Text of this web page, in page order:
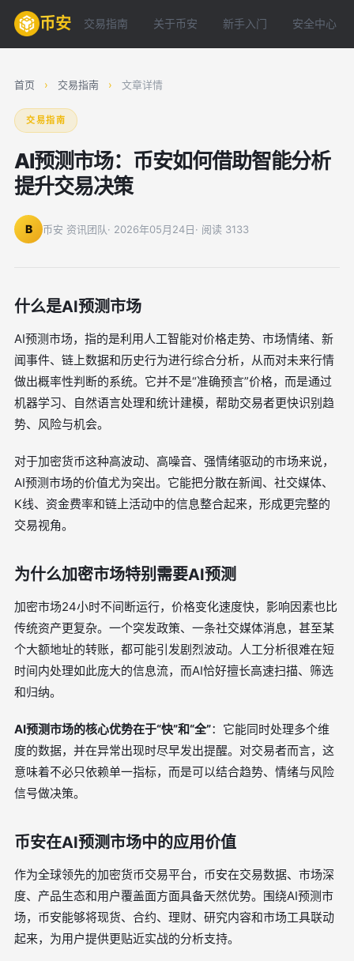
币安 交易指南 关于币安 新手入门 安全中心
首页 › 交易指南 › 文章详情
交易指南
AI预测市场：币安如何借助智能分析
提升交易决策
B 币安 资讯团队· 2026年05月24日· 阅读 3133
什么是AI预测市场
AI预测市场，指的是利用人工智能对价格走势、市场情绪、新
闻事件、链上数据和历史行为进行综合分析，从而对未来行情
做出概率性判断的系统。它并不是“准确预言”价格，而是通过
机器学习、自然语言处理和统计建模，帮助交易者更快识别趋
势、风险与机会。
对于加密货币这种高波动、高噪音、强情绪驱动的市场来说，
AI预测市场的价值尤为突出。它能把分散在新闻、社交媒体、
K线、资金费率和链上活动中的信息整合起来，形成更完整的
交易视角。
为什么加密市场特别需要AI预测
加密市场24小时不间断运行，价格变化速度快，影响因素也比
传统资产更复杂。一个突发政策、一条社交媒体消息，甚至某
个大额地址的转账，都可能引发剧烈波动。人工分析很难在短
时间内处理如此庞大的信息流，而AI恰好擅长高速扫描、筛选
和归纳。
AI预测市场的核心优势在于“快”和“全”：它能同时处理多个维
度的数据，并在异常出现时尽早发出提醒。对交易者而言，这
意味着不必只依赖单一指标，而是可以结合趋势、情绪与风险
信号做决策。
币安在AI预测市场中的应用价值
作为全球领先的加密货币交易平台，币安在交易数据、市场深
度、产品生态和用户覆盖面方面具备天然优势。围绕AI预测市
场，币安能够将现货、合约、理财、研究内容和市场工具联动
起来，为用户提供更贴近实战的分析支持。